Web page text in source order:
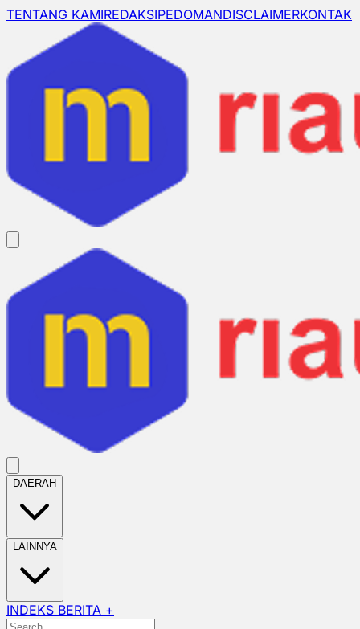
TENTANG KAMIREDAKSIPEDOMANDISCLAIMERKONTAK
DAERAH
LAINNYA
INDEKS BERITA +